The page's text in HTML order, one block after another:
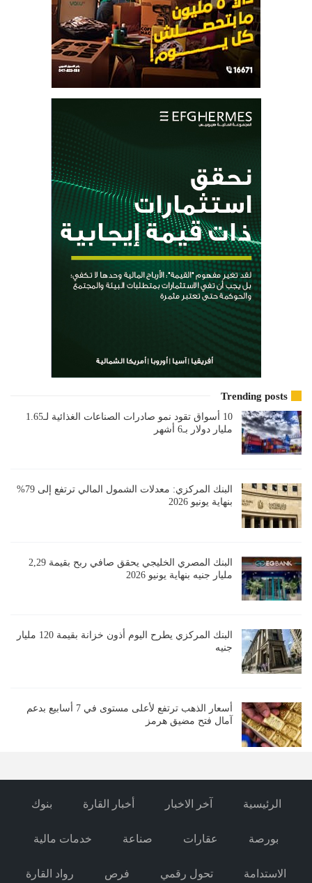
Trending posts
10 أسواق تقود نمو صادرات الصناعات الغذائية لـ1.65
مليار دولار بـ6 أشهر
البنك المركزي: معدلات الشمول المالي ترتفع إلى 79%
بنهاية يونيو 2026
البنك المصري الخليجي يحقق صافي ربح بقيمة 2,29
مليار جنيه بنهاية يونيو 2026
البنك المركزي يطرح اليوم أذون خزانة بقيمة 120 مليار
جنيه
أسعار الذهب ترتفع لأعلى مستوى في 7 أسابيع بدعم
آمال فتح مضيق هرمز
الرئيسية آخر الاخبار أخبار القارة بنوك
بورصة عقارات صناعة خدمات مالية
الاستدامة تحول رقمي فرص رواد القارة